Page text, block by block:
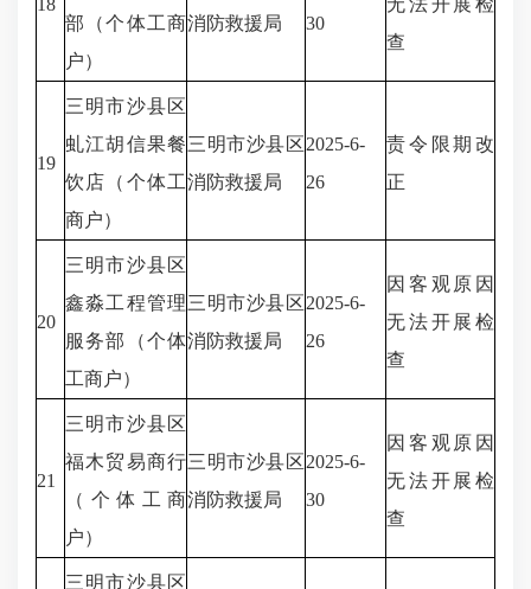
18
部（个体工商
户）
消防救援局
30
无法开展检
查
19
三明市沙县区
虬江胡信果餐
饮店（个体工
商户）
三明市沙县区
消防救援局
2025-6-
26
责令限期改
正
20
三明市沙县区
鑫淼工程管理
服务部（个体
工商户）
三明市沙县区
消防救援局
2025-6-
26
因客观原因
无法开展检
查
21
三明市沙县区
福木贸易商行
（个体工商
户）
三明市沙县区
消防救援局
2025-6-
30
因客观原因
无法开展检
查
三明市沙县区